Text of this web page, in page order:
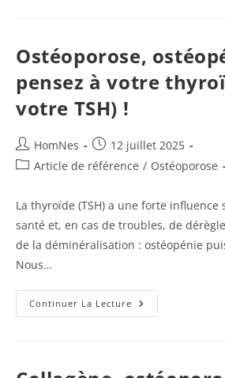
Comment
Arrêter
(romosozumab)
Ostéoporose,
pensez à votre
votre TSH) !
Auteur/autrice
de
HomNes
Publication
publiée :
12 juillet 2025
PostArticle de référence / Ostéoporose
La thyroïde (TSH) a une forte influence
santé et, en cas de troubles, de
de la déminéralisation : ostéopénie
Nous…
Continuer La Lecture Ostéoporose,
Ostéopénie
Thyroïde